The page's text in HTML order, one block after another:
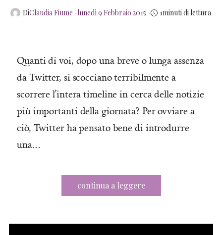
DiClaudia Fiume Posted
lunedì 9 Febbraio 2015 1minuti di lettura
Quanti di voi, dopo una breve o lunga assenza
da Twitter, si scocciano terribilmente a
scorrere l’intera timeline in cerca delle notizie
più importanti della giornata? Per ovviare a
ciò, Twitter ha pensato bene di introdurre
una…
continua a leggere